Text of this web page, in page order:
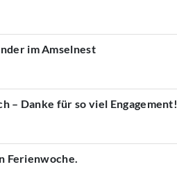
im Amselnest
– Danke für so viel Engagement!
Ferienwoche.